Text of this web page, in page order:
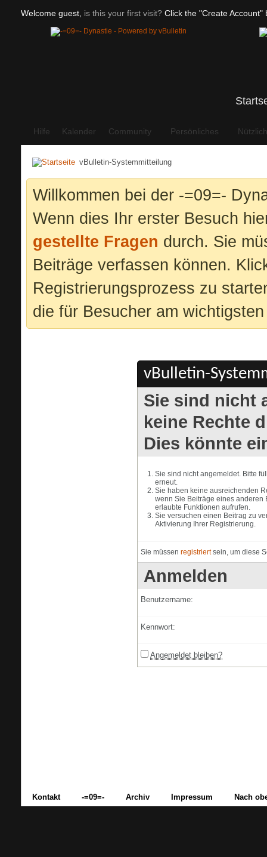
Welcome guest, is this your first visit? Click the "Create Account"
Hilfe Kalender Community Persönliches
vBulletin-Systemmitteilung
Willkommen bei der -=09=-
Wenn dies Ihr erster Besuch
gestellte Fragen durch. Sie
Beiträge verfassen können.
Registrierungsprozess zu
die für Besucher am
vBulletin-
Sie sind nicht
keine Rechte
Dies könnte
Sie sind nicht angemeldet. Bitte
erneut.
Sie haben keine ausreichenden
wenn Sie Beiträge eines anderen
erlaubte Funktionen aufrufen.
Sie versuchen einen Beitrag zu
Aktivierung Ihrer Registrierung.
Sie müssen registriertsein, um diese
Anmelden
Benutzername:
Kennwort:
Angemeldet bleiben?
Kontakt -=09=- Archiv Impressum Nach